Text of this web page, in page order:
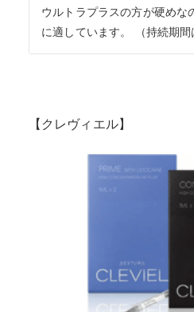
ウルトラプラスの方が硬めな
に適しています。 （持続期間
【クレヴィエル】